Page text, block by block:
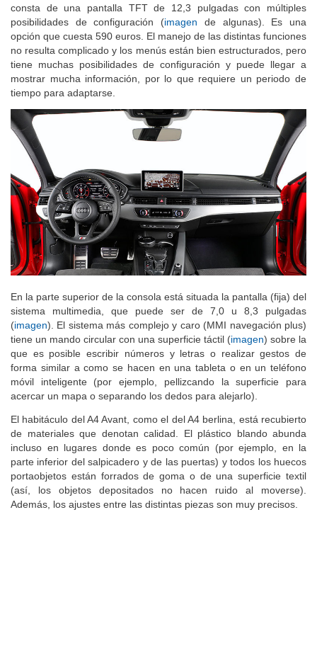
consta de una pantalla TFT de 12,3 pulgadas con múltiples
posibilidades de configuración (imagen de algunas). Es una
opción que cuesta 590 euros. El manejo de las distintas funciones
no resulta complicado y los menús están bien estructurados, pero
tiene muchas posibilidades de configuración y puede llegar a
mostrar mucha información, por lo que requiere un periodo de
tiempo para adaptarse.
En la parte superior de la consola está situada la pantalla (fija) del
sistema multimedia, que puede ser de 7,0 u 8,3 pulgadas
(imagen). El sistema más complejo y caro (MMI navegación plus)
tiene un mando circular con una superficie táctil (imagen) sobre la
que es posible escribir números y letras o realizar gestos de
forma similar a como se hacen en una tableta o en un teléfono
móvil inteligente (por ejemplo, pellizcando la superficie para
acercar un mapa o separando los dedos para alejarlo).
El habitáculo del A4 Avant, como el del A4 berlina, está recubierto
de materiales que denotan calidad. El plástico blando abunda
incluso en lugares donde es poco común (por ejemplo, en la
parte inferior del salpicadero y de las puertas) y todos los huecos
portaobjetos están forrados de goma o de una superficie textil
(así, los objetos depositados no hacen ruido al moverse).
Además, los ajustes entre las distintas piezas son muy precisos.